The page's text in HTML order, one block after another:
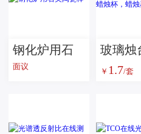
钢化炉用石
英陶瓷棒
面议
玻璃烛
蜡烛罐
￥ 1.7/套